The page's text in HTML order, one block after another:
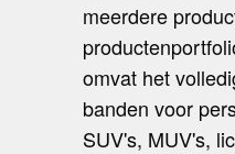
meerdere
omvat het
banden voor
SUV's, MUV's,